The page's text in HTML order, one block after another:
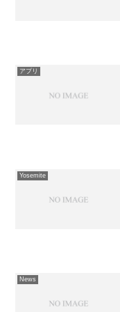
アプリ
Yosemite
News